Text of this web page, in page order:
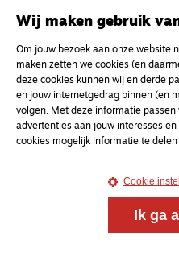
Onderweg
Onderweg is een
en gesprek voor
voor de Nederlandse
Wij maken gebruik
Om jouw bezoek aan onze website
maken zetten we cookies (en
deze cookies kunnen wij en derde
en jouw internetgedrag binnen (en
volgen. Met deze informatie
advertenties aan jouw interesses
cookies mogelijk informatie te
Cookie
Ik ga